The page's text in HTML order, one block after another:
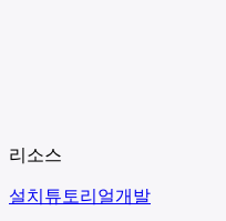
리소스
설치 튜토리얼개발